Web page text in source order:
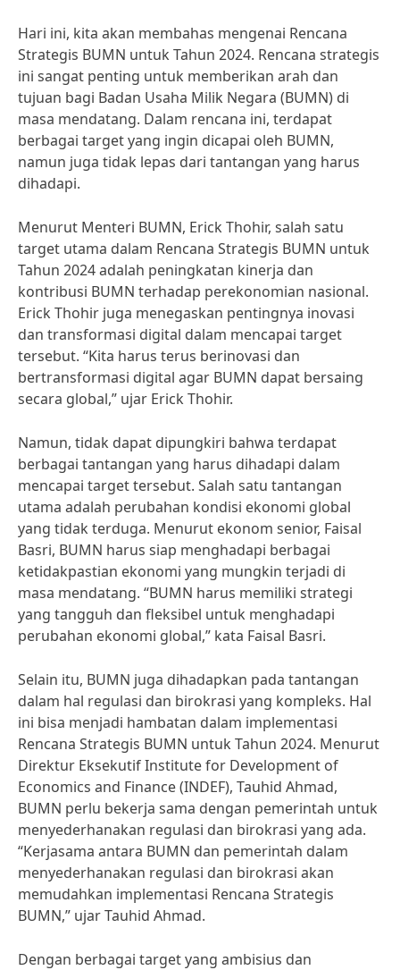
Hari ini, kita akan membahas mengenai Rencana
Strategis BUMN untuk Tahun 2024. Rencana strategis
ini sangat penting untuk memberikan arah dan
tujuan bagi Badan Usaha Milik Negara (BUMN) di
masa mendatang. Dalam rencana ini, terdapat
berbagai target yang ingin dicapai oleh BUMN,
namun juga tidak lepas dari tantangan yang harus
dihadapi.
Menurut Menteri BUMN, Erick Thohir, salah satu
target utama dalam Rencana Strategis BUMN untuk
Tahun 2024 adalah peningkatan kinerja dan
kontribusi BUMN terhadap perekonomian nasional.
Erick Thohir juga menegaskan pentingnya inovasi
dan transformasi digital dalam mencapai target
tersebut. “Kita harus terus berinovasi dan
bertransformasi digital agar BUMN dapat bersaing
secara global,” ujar Erick Thohir.
Namun, tidak dapat dipungkiri bahwa terdapat
berbagai tantangan yang harus dihadapi dalam
mencapai target tersebut. Salah satu tantangan
utama adalah perubahan kondisi ekonomi global
yang tidak terduga. Menurut ekonom senior, Faisal
Basri, BUMN harus siap menghadapi berbagai
ketidakpastian ekonomi yang mungkin terjadi di
masa mendatang. “BUMN harus memiliki strategi
yang tangguh dan fleksibel untuk menghadapi
perubahan ekonomi global,” kata Faisal Basri.
Selain itu, BUMN juga dihadapkan pada tantangan
dalam hal regulasi dan birokrasi yang kompleks. Hal
ini bisa menjadi hambatan dalam implementasi
Rencana Strategis BUMN untuk Tahun 2024. Menurut
Direktur Eksekutif Institute for Development of
Economics and Finance (INDEF), Tauhid Ahmad,
BUMN perlu bekerja sama dengan pemerintah untuk
menyederhanakan regulasi dan birokrasi yang ada.
“Kerjasama antara BUMN dan pemerintah dalam
menyederhanakan regulasi dan birokrasi akan
memudahkan implementasi Rencana Strategis
BUMN,” ujar Tauhid Ahmad.
Dengan berbagai target yang ambisius dan